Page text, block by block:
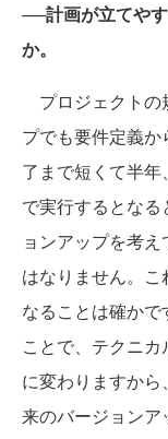
──計画が立てや
か。
プロジェクトの
プでも要件定義
了まで短くて半
で実行するとな
ョンアップを考
はなりません。こ
なることは確か
ことで、テクニ
に変わりますか
来のバージョン